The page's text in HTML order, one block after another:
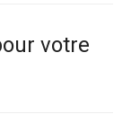
votre